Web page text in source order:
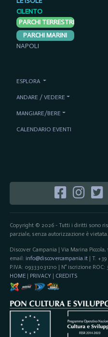
Copyright © 2026 - Tutti i diritti sono
parziale, senza autorizzazione è vietata.
Discover Campania | Via Marina Piccola,
email: info@discovercampania.it| T. +39
P.IVA: 09333031210 | N° iscrizione ROC:
HOME| PRIVACY | CREDITS
CILENTO
PARCHI TERRESTRI
PARCHI MARINI
NAPOLI
ESPLORA
ANDARE / VEDERE
MANGIARE/BERE
CALENDARIO EVENTI